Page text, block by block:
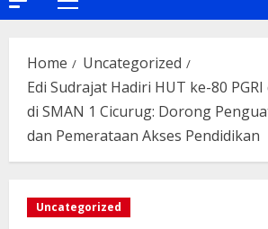
Primary
Home
Uncategorized
Edi Sudrajat Hadiri HUT ke-80
di SMAN 1 Cicurug: Dorong
dan Pemerataan Akses Pendidikan
Uncategorized